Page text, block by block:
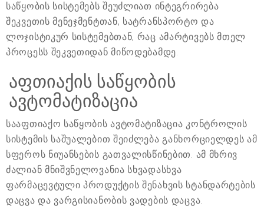
საწყობის სისტემებს შეუძლიათ ინტეგრირება
შეკვეთის მენეჯმენტთან, სატრანსპორტო და
ლოჯისტიკურ სისტემებთან, რაც ამარტივებს მთელ
პროცესს შეკვეთიდან მიწოდებამდე.
აფთიაქის საწყობის
ავტომატიზაცია
სააფთიაქო საწყობის ავტომატიზაცია კონტროლის
სისტემის საშუალებით შეიძლება განხორციელდეს ამ
სფეროს ნიუანსების გათვალისწინებით. ამ მხრივ
ძალიან მნიშვნელოვანია სხვადასხვა
ფარმაცევტული პროდუქტის შენახვის სტანდარტების
დაცვა და ვარგისიანობის ვადების დაცვა.